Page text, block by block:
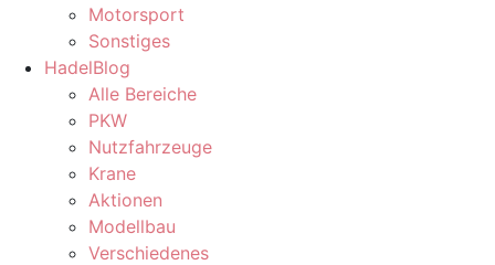
Motorsport
Sonstiges
HadelBlog
Alle Bereiche
PKW
Nutzfahrzeuge
Krane
Aktionen
Modellbau
Verschiedenes